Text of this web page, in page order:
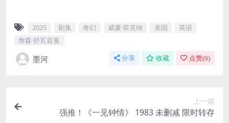
2025 剧集 奇幻 威廉·菲克纳 美国
英语
詹森·舒瓦兹曼
墨河 分享 收藏 点赞(0)
上一篇
强推！《一见钟情》 1983 未删减 限时转存